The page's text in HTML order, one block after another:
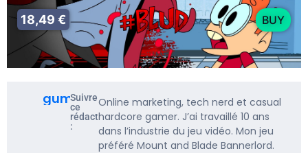
18,49 € BUY
gumbarf
Suivre
ce
rédacteur
:
Online marketing, tech nerd et casual
hardcore gamer. J’ai travaillé 10 ans
dans l’industrie du jeu vidéo. Mon jeu
préféré Mount and Blade Bannerlord.